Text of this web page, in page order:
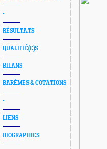
-
RÉSULTATS
QUALIFIÉ(E)S
BILANS
BARÈMES & COTATIONS
-
LIENS
BIOGRAPHIES